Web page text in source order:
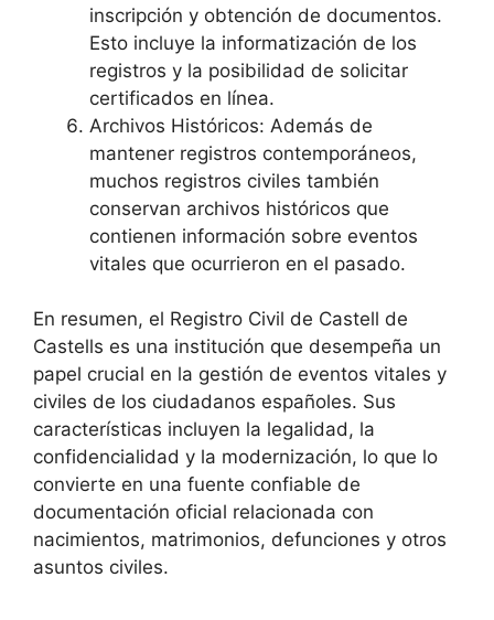
inscripción y obtención de documentos.
Esto incluye la informatización de los
registros y la posibilidad de solicitar
certificados en línea.
Archivos Históricos: Además de
mantener registros contemporáneos,
muchos registros civiles también
conservan archivos históricos que
contienen información sobre eventos
vitales que ocurrieron en el pasado.
En resumen, el Registro Civil de Castell de
Castells es una institución que desempeña un
papel crucial en la gestión de eventos vitales y
civiles de los ciudadanos españoles. Sus
características incluyen la legalidad, la
confidencialidad y la modernización, lo que lo
convierte en una fuente confiable de
documentación oficial relacionada con
nacimientos, matrimonios, defunciones y otros
asuntos civiles.